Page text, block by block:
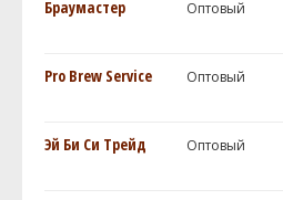
Браумастер Оптовый
Pro Brew Service Оптовый
Эй Би Си Трейд Оптовый